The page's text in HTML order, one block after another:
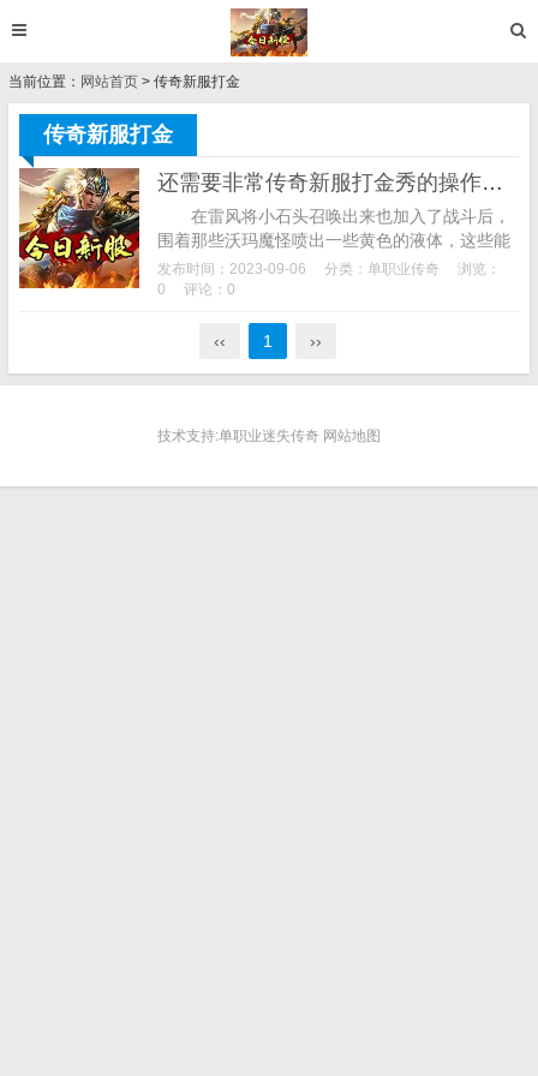
当前位置： 网站首页 > 传奇新服打金
传奇新服打金
还需要非常传奇新服打金秀的操作才行
在雷风将小石头召唤出来也加入了战斗后，
围着那些沃玛魔怪喷出一些黄色的液体，这些能
够带给你一些成长的经验。而且精灵骑士的攻击
能力也是非常脆皮，朴梦蝶明智的换上了适合
发布时间：2023-09-06 分类： 单职业传奇
浏览：
0
评论：0
‹‹ 1 ››
技术支持:单职业迷失传奇 网站地图